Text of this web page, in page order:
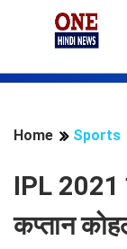
Home Sports
IPL 2021
कप्तान